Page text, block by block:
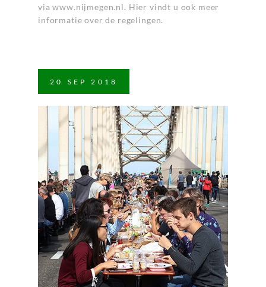
viawww.nijmegen.nl. Hier vindt u ook meer
informatie over de regelingen.
20 SEP 2018